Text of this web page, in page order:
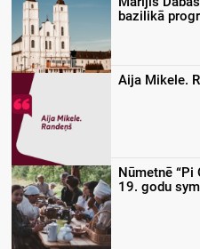
bazilikā
Aija Mikele.
Nūmetnē
19. godu